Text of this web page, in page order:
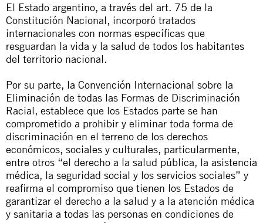
El Estado argentino, a través del art. 75 de la
Constitución Nacional, incorporó tratados
internacionales con normas específicas que
resguardan la vida y la salud de todos los habitantes
del territorio nacional.
Por su parte, la Convención Internacional sobre la
Eliminación de todas las Formas de Discriminación
Racial, establece que los Estados parte se han
comprometido a prohibir y eliminar toda forma de
discriminación en el terreno de los derechos
económicos, sociales y culturales, particularmente,
entre otros “el derecho a la salud pública, la asistencia
médica, la seguridad social y los servicios sociales” y
reafirma el compromiso que tienen los Estados de
garantizar el derecho a la salud y a la atención médica
y sanitaria a todas las personas en condiciones de